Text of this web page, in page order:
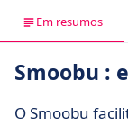
Em resumos
Smoobu :
O Smoobu